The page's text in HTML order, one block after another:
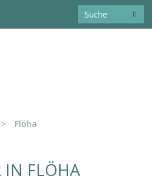
> Flöha
IN FLÖHA